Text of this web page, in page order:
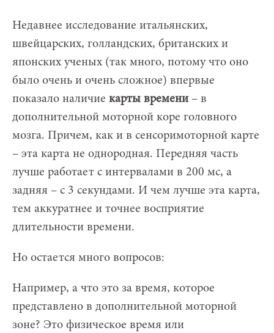
Недавнее исследование итальянских,
швейцарских, голландских, британских и
японских ученых (так много, потому что оно
было очень и очень сложное) впервые
показало наличие карты времени– в
дополнительной моторной коре головного
мозга. Причем, как и в сенсоримоторной карте
– эта карта не однородная. Передняя часть
лучше работает с интервалами в 200 мс, а
задняя – с 3 секундами. И чем лучше эта карта,
тем аккуратнее и точнее восприятие
длительности времени.
Но остается много вопросов:
Например, а что это за время, которое
представлено в дополнительной моторной
зоне? Это физическое время или